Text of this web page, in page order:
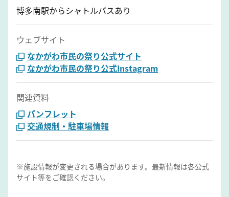
博多南駅からシャトルバスあり
ウェブサイト
なかがわ市民の祭り公式サイト
なかがわ市民の祭り公式Instagram
関連資料
パンフレット
交通規制・駐車場情報
※施設情報が変更される場合があります。最新情報は各公式
サイト等をご確認ください。